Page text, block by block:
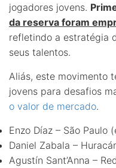
jogadores jovens.
da reserva foram
refletindo a estratégia
seus talentos.
Aliás, este movimento
jovens para desafios
o valor de mercado.
Enzo Díaz – São Paulo
Daniel Zabala –
Agustín Sant’Anna –